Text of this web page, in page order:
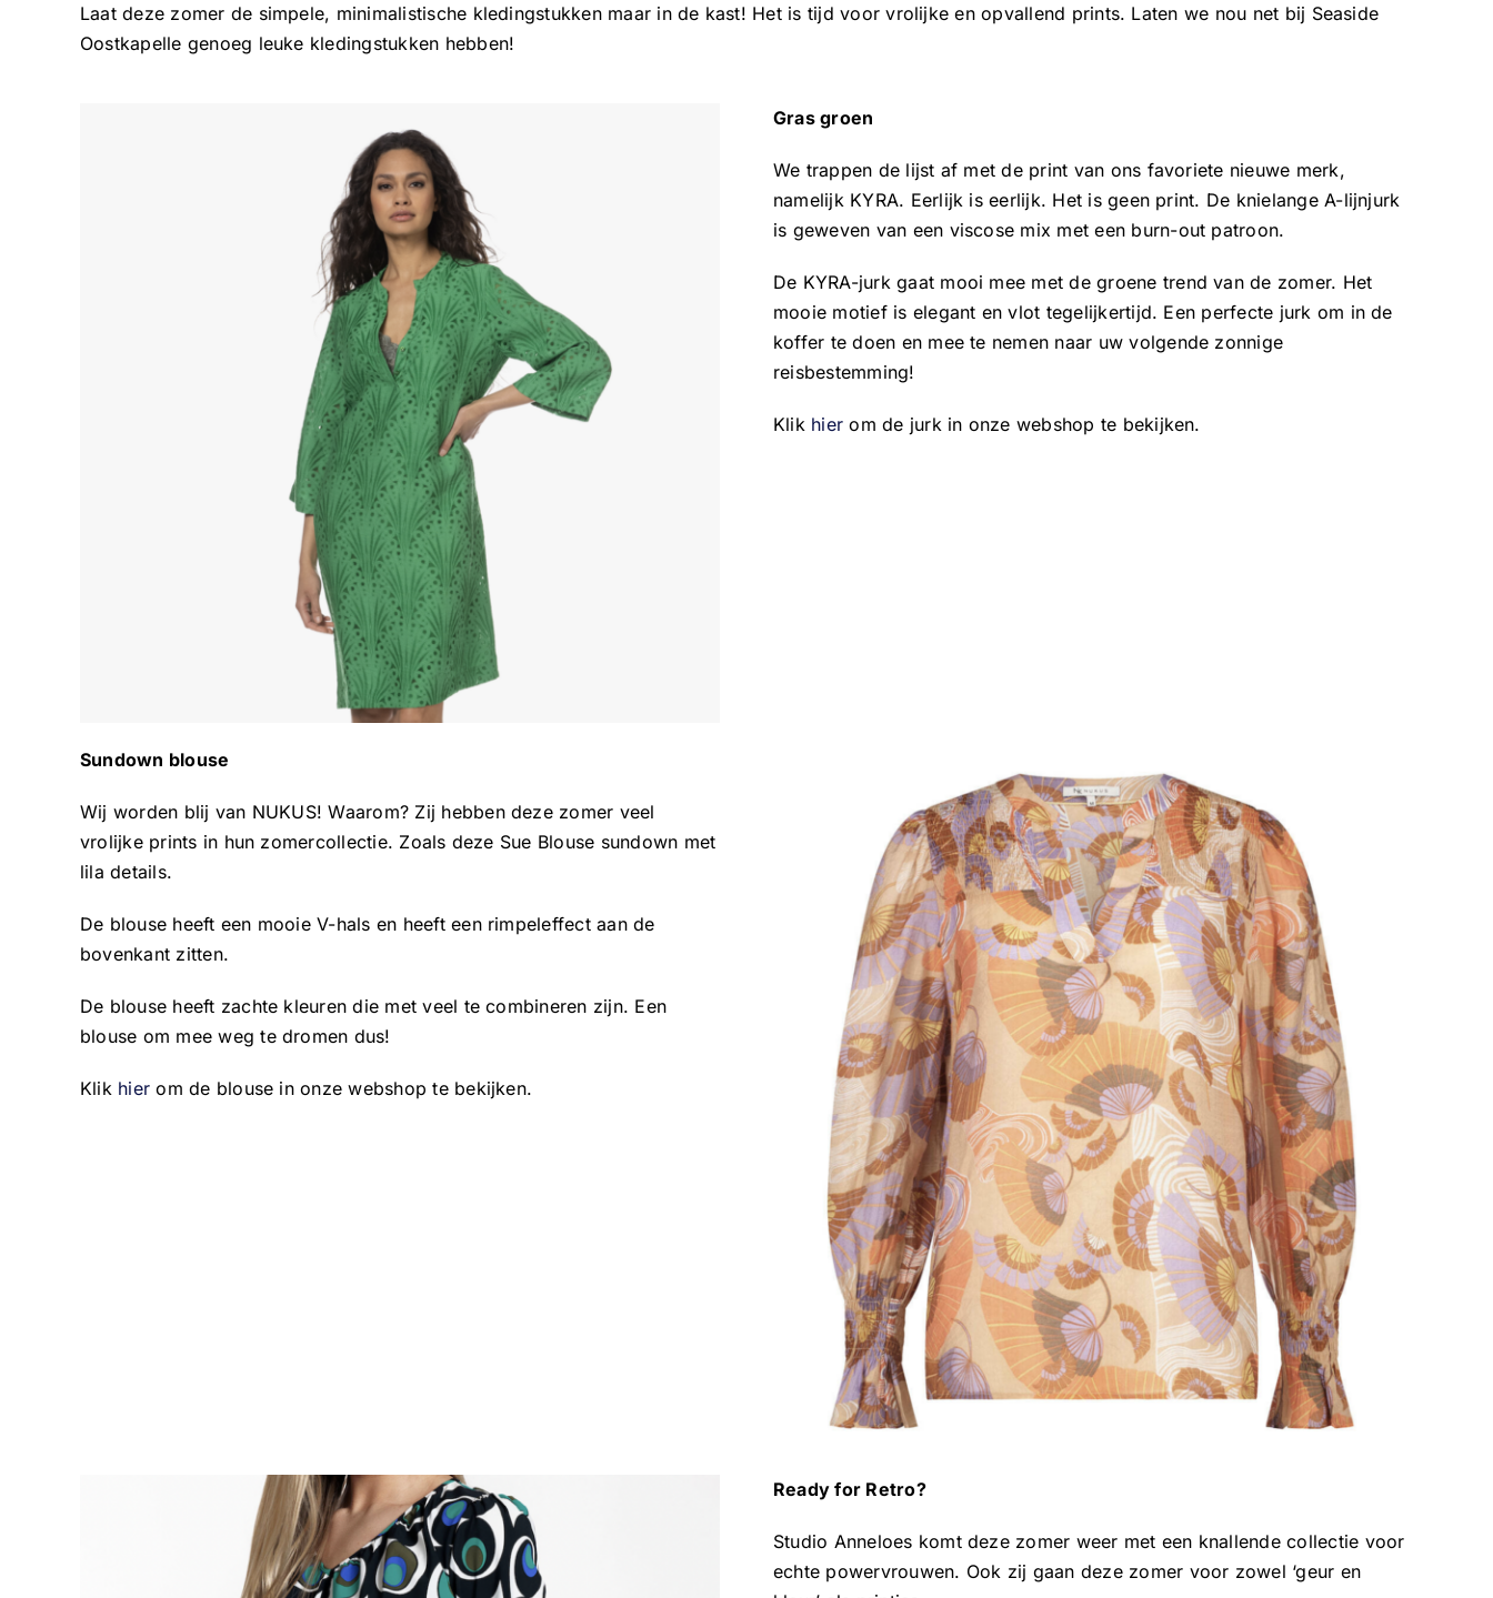
Laat deze zomer de simpele, minimalistische kledingstukken maar in de kast! Het is tijd voor vrolijke en opvallend prints. Laten we nou net bij Seaside
Oostkapelle genoeg leuke kledingstukken hebben!
Gras groen
We trappen de lijst af met de print van ons favoriete nieuwe merk,
namelijk KYRA. Eerlijk is eerlijk. Het is geen print. De knielange A-lijnjurk
is geweven van een viscose mix met een burn-out patroon.
De KYRA-jurk gaat mooi mee met de groene trend van de zomer. Het
mooie motief is elegant en vlot tegelijkertijd. Een perfecte jurk om in de
koffer te doen en mee te nemen naar uw volgende zonnige
reisbestemming!
Klik hier om de jurk in onze webshop te bekijken.
Sundown blouse
Wij worden blij van NUKUS! Waarom? Zij hebben deze zomer veel
vrolijke prints in hun zomercollectie. Zoals deze Sue Blouse sundown met
lila details.
De blouse heeft een mooie V-hals en heeft een rimpeleffect aan de
bovenkant zitten.
De blouse heeft zachte kleuren die met veel te combineren zijn. Een
blouse om mee weg te dromen dus!
Klik hier om de blouse in onze webshop te bekijken.
Ready for Retro?
Studio Anneloes komt deze zomer weer met een knallende collectie voor
echte powervrouwen. Ook zij gaan deze zomer voor zowel ‘geur en